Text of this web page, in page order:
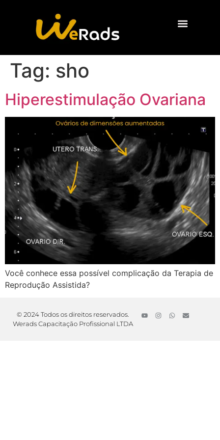
Tag: sho
Hiperestimulação Ovariana
Você conhece essa possível complicação da Terapia de
Reprodução Assistida?
© 2024 Todos os direitos reservados.
Werads Capacitação Profissional LTDA